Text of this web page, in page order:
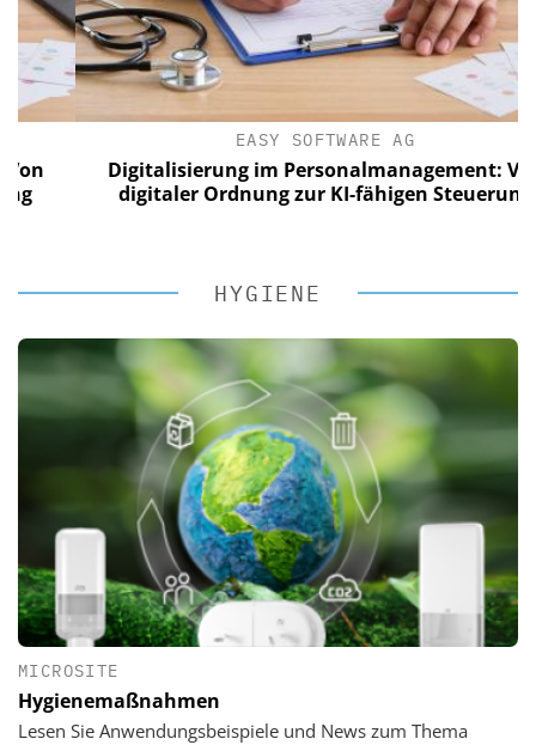
EASY SOFTWARE AG
Digitalisierung im Personalmanagement: Von
digitaler Ordnung zur KI-fähigen Steuerung
HYGIENE
MICROSITE
Hygienemaßnahmen
Lesen Sie Anwendungsbeispiele und News zum Thema